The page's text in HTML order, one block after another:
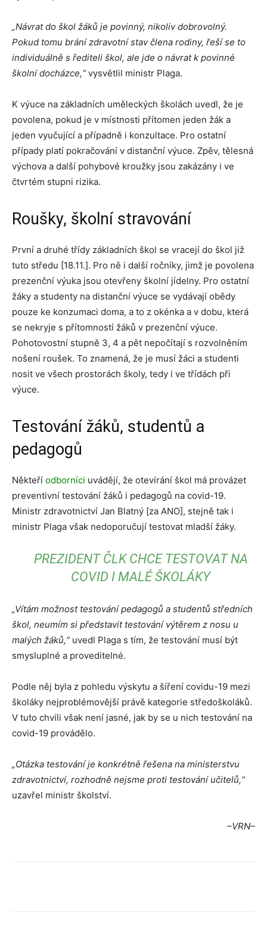
„Návrat do škol žáků je povinný, nikoliv dobrovolný.
Pokud tomu brání zdravotní stav člena rodiny, řeší se to
individuálně s řediteli škol, ale jde o návrat k povinné
školní docházce,“vysvětlil ministr Plaga.
K výuce na základních uměleckých školách uvedl, že je
povolena, pokud je v místnosti přítomen jeden žák a
jeden vyučující a případně i konzultace. Pro ostatní
případy platí pokračování v distanční výuce. Zpěv, tělesná
výchova a další pohybové kroužky jsou zakázány i ve
čtvrtém stupni rizika.
Roušky, školní stravování
První a druhé třídy základních škol se vracejí do škol již
tuto středu [18.11.]. Pro ně i další ročníky, jimž je povolena
prezenční výuka jsou otevřeny školní jídelny. Pro ostatní
žáky a studenty na distanční výuce se vydávají obědy
pouze ke konzumaci doma, a to z okénka a v dobu, která
se nekryje s přítomností žáků v prezenční výuce.
Pohotovostní stupně 3, 4 a pět nepočítají s rozvolněním
nošení roušek. To znamená, že je musí žáci a studenti
nosit ve všech prostorách školy, tedy i ve třídách při
výuce.
Testování žáků, studentů a
pedagogů
Někteří odborníci uvádějí, že otevírání škol má provázet
preventivní testování žáků i pedagogů na covid-19.
Ministr zdravotnictví Jan Blatný [za ANO], stejně tak i
ministr Plaga však nedoporučují testovat mladší žáky.
PREZIDENT ČLK CHCE TESTOVAT NA
COVID I MALÉ ŠKOLÁKY
„Vítám možnost testování pedagogů a studentů středních
škol, neumím si představit testování výtěrem z nosu u
malých žáků,“uvedl Plaga s tím, že testování musí být
smysluplné a proveditelné.
Podle něj byla z pohledu výskytu a šíření covidu-19 mezi
školáky nejproblémovější právě kategorie středoškoláků.
V tuto chvíli však není jasné, jak by se u nich testování na
covid-19 provádělo.
„Otázka testování je konkrétně řešena na ministerstvu
zdravotnictví, rozhodně nejsme proti testování učitelů,“
uzavřel ministr školství.
–VRN–